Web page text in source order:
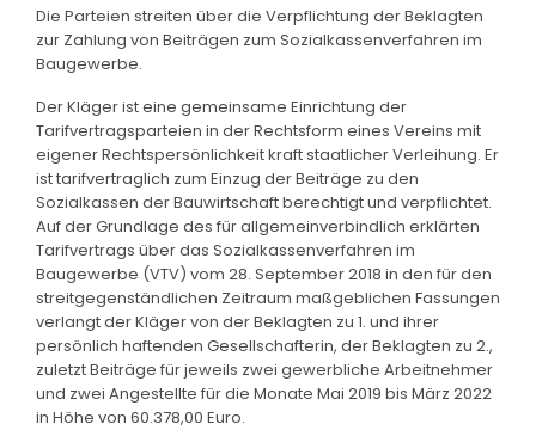
Die Parteien streiten über die Verpflichtung der Beklagten
zur Zahlung von Beiträgen zum Sozialkassenverfahren im
Baugewerbe.
Der Kläger ist eine gemeinsame Einrichtung der
Tarifvertragsparteien in der Rechtsform eines Vereins mit
eigener Rechtspersönlichkeit kraft staatlicher Verleihung. Er
ist tarifvertraglich zum Einzug der Beiträge zu den
Sozialkassen der Bauwirtschaft berechtigt und verpflichtet.
Auf der Grundlage des für allgemeinverbindlich erklärten
Tarifvertrags über das Sozialkassenverfahren im
Baugewerbe (VTV) vom 28. September 2018 in den für den
streitgegenständlichen Zeitraum maßgeblichen Fassungen
verlangt der Kläger von der Beklagten zu 1. und ihrer
persönlich haftenden Gesellschafterin, der Beklagten zu 2.,
zuletzt Beiträge für jeweils zwei gewerbliche Arbeitnehmer
und zwei Angestellte für die Monate Mai 2019 bis März 2022
in Höhe von 60.378,00 Euro.